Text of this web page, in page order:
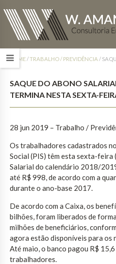
HOME/TRABALHO / PREVIDÊNCIA /
SAQUE DO ABONO
TERMINA NESTA SEXTA-
28 jun 2019 – Trabalho /
Os trabalhadores cadastrados
Social (PIS) têm esta sexta-feira
Salarial do calendário 2018/
até R$ 998, de acordo com a
durante o ano-base 2017.
De acordo com a Caixa, os
bilhões, foram liberados de
milhões de beneficiários,
agora estão disponíveis para os
Até maio, o banco pagou R$
trabalhadores.